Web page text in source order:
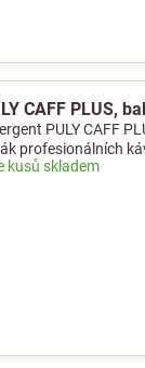
CAFF PLUS,
PULY CAFF
profesionálních
kusů skladem